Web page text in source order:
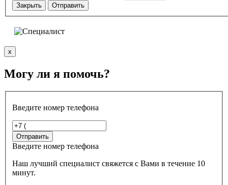
Закрыть Отправить
x
Могу ли я помочь?
Введите номер телефона
Введите номер телефона
Наш лучший специалист свяжется с Вами в течение 10
минут.